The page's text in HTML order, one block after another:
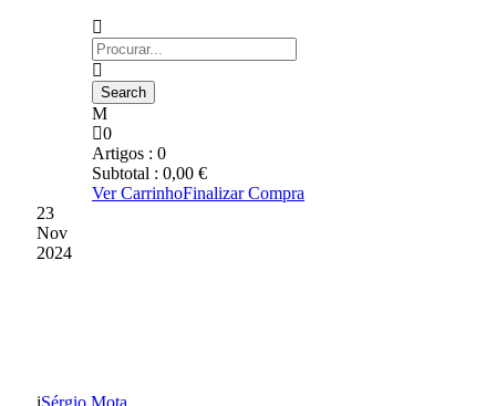
0
Artigos : 0
Subtotal : 0,00 €
Ver CarrinhoFinalizar Compra
23
Nov
2024
Sérgio Mota